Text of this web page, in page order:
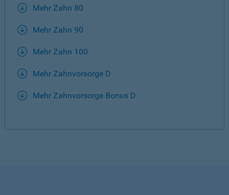
Mehr Zahn 80
Mehr Zahn 90
Mehr Zahn 100
Mehr Zahnvorsorge D
Mehr Zahnvorsorge Bonus D